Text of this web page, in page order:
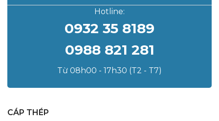
Hotline:
0932 35 8189
0988 821 281
Từ 08h00 - 17h30 (T2 - T7)
CÁP THÉP